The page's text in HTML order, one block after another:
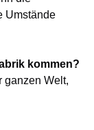
Umstände
kommen?
ganzen Welt,